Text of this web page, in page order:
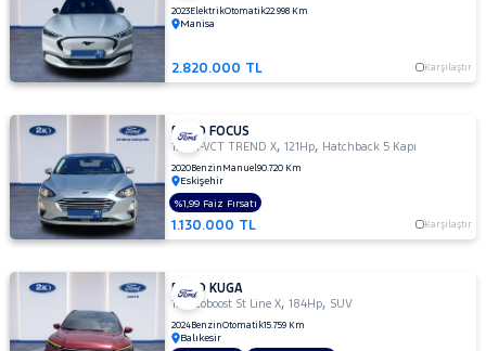
LANCIA
MAN
MERCEDES-
BENZ
MINI
MITSUBISHI
MOTORSIKLET
NISSAN
OPEL
RENAULT
2023ElektrikOtomatik22.998 Km
Manisa
2.820.000 TL Karşılaştır
FORD FOCUS
1.5 TI-VCT TREND X,121Hp, Hatchback 5 Kapı
2020Benzin Manuel90.720 Km
Eskişehir
1.130.000 TL Karşılaştır
%1,99 Faiz Fırsatı
FORD KUGA
1.5 Ecoboost St Line X,184Hp, SUV
2024BenzinOtomatik15.759 Km
Balıkesir